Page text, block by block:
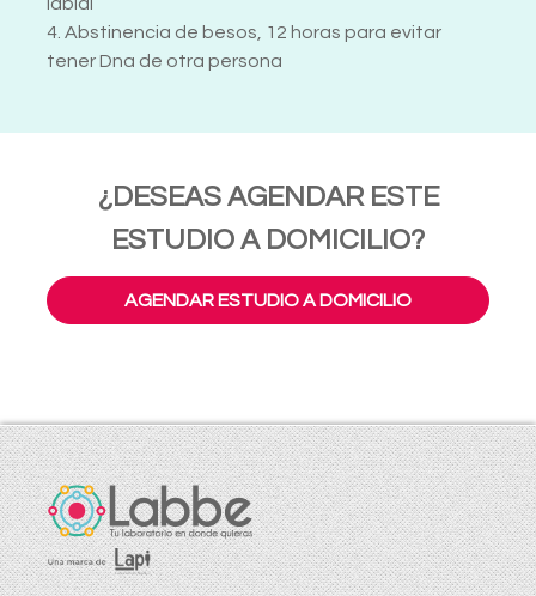
labial
4. Abstinencia de besos, 12 horas para evitar
tener Dna de otra persona
¿DESEAS AGENDAR ESTE
ESTUDIO A DOMICILIO?
AGENDAR ESTUDIO A DOMICILIO